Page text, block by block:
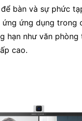
bàn và sự phức
ứng dụng trong
hạn như văn
cao.